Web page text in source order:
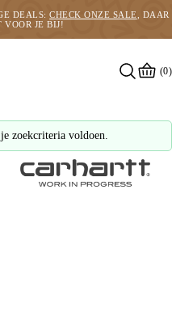
DEALS:CHECK ONZE SALE , DAAR
VOOR JE BIJ!
(0)
zoekcriteria voldoen.